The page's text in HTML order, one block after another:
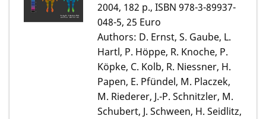
2004, 182 p., ISBN 978-3-89937-
048-5, 25 Euro
Authors: D. Ernst, S. Gaube, L.
Hartl, P. Höppe, R. Knoche, P.
Köpke, C. Kolb, R. Niessner, H.
Papen, E. Pfündel, M. Placzek,
M. Riederer, J.-P. Schnitzler, M.
Schubert, J. Schween, H. Seidlitz,